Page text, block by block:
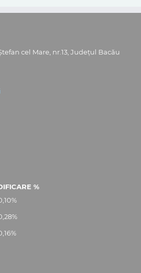
cel Mare, nr.13, Județul Bacău
%
%
%
%